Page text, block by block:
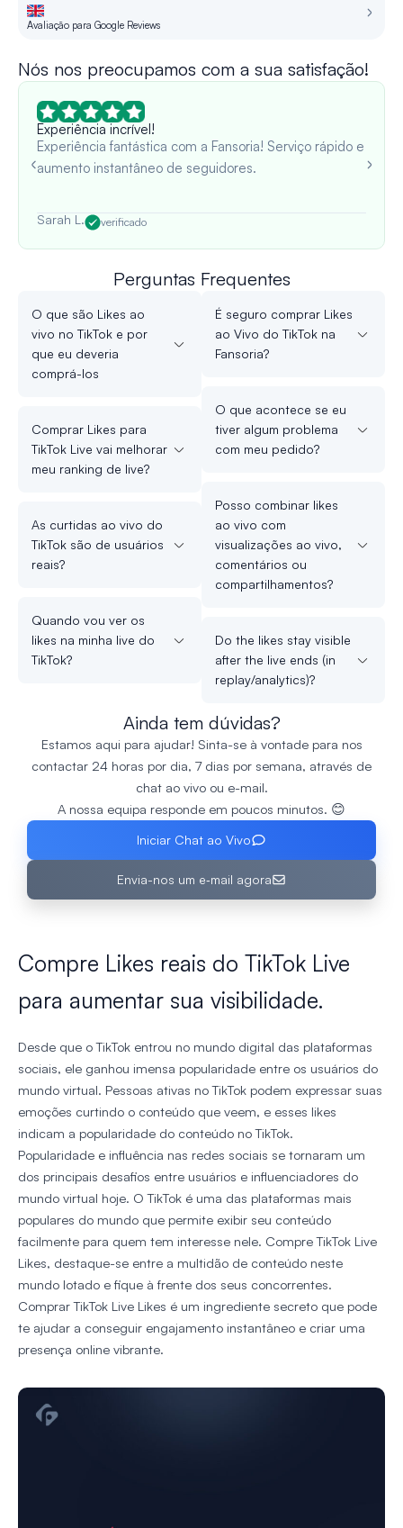
Avaliação para Google Reviews
Nós nos preocupamos com a sua satisfação!
Experiência incrível!
Experiência fantástica com a Fansoria! Serviço rápido e
aumento instantâneo de seguidores.
Sarah L. verificado
Perguntas Frequentes
O que são Likes ao
vivo no TikTok e por
que eu deveria
comprá-los
Comprar Likes para
TikTok Live vai melhorar
meu ranking de live?
As curtidas ao vivo do
TikTok são de usuários
reais?
Quando vou ver os
likes na minha live do
TikTok?
É seguro comprar Likes
ao Vivo do TikTok na
Fansoria?
O que acontece se eu
tiver algum problema
com meu pedido?
Posso combinar likes
ao vivo com
visualizações ao vivo,
comentários ou
compartilhamentos?
Do the likes stay visible
after the live ends (in
replay/analytics)?
Ainda tem dúvidas?
Estamos aqui para ajudar! Sinta-se à vontade para nos
contactar 24 horas por dia, 7 dias por semana, através de
chat ao vivo ou e-mail.
A nossa equipa responde em poucos minutos. 😊
Iniciar Chat ao Vivo
Envia-nos um e‑mail agora
Compre Likes reais do TikTok Live
para aumentar sua visibilidade.
Desde que o TikTok entrou no mundo digital das plataformas
sociais, ele ganhou imensa popularidade entre os usuários do
mundo virtual. Pessoas ativas no TikTok podem expressar suas
emoções curtindo o conteúdo que veem, e esses likes
indicam a popularidade do conteúdo no TikTok.
Popularidade e influência nas redes sociais se tornaram um
dos principais desafios entre usuários e influenciadores do
mundo virtual hoje. O TikTok é uma das plataformas mais
populares do mundo que permite exibir seu conteúdo
facilmente para quem tem interesse nele. Compre TikTok Live
Likes, destaque-se entre a multidão de conteúdo neste
mundo lotado e fique à frente dos seus concorrentes.
Comprar TikTok Live Likes é um ingrediente secreto que pode
te ajudar a conseguir engajamento instantâneo e criar uma
presença online vibrante.